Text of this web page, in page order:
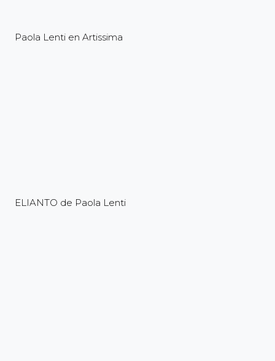
Paola Lenti en Artissima
ELIANTO de Paola Lenti